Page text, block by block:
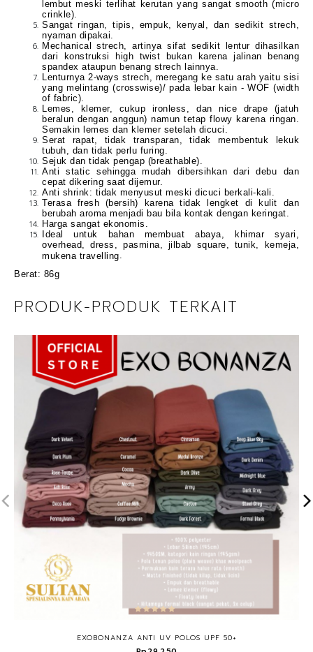
lembut meski terlihat kerutan yang sangat smooth (micro
crinkle).
Sangat ringan, tipis, empuk, kenyal, dan sedikit strech,
nyaman dipakai.
Mechanical strech, artinya sifat sedikit lentur dihasilkan
dari konstruksi high twist bukan karena jalinan benang
spandex ataupun benang strech lainnya.
Lenturnya 2-ways strech, meregang ke satu arah yaitu sisi
yang melintang (crosswise)/ pada lebar kain - WOF (width
of fabric).
Lemes, klemer, cukup ironless, dan nice drape (jatuh
beralun dengan anggun) namun tetap flowy karena ringan.
Semakin lemes dan klemer setelah dicuci.
Serat rapat, tidak transparan, tidak membentuk lekuk
tubuh, dan tidak perlu furing.
Sejuk dan tidak pengap (breathable).
Anti static sehingga mudah dibersihkan dari debu dan
cepat dikering saat dijemur.
Anti shrink: tidak menyusut meski dicuci berkali-kali.
Terasa fresh (bersih) karena tidak lengket di kulit dan
berubah aroma menjadi bau bila kontak dengan keringat.
Harga sangat ekonomis.
Ideal untuk bahan membuat abaya, khimar syari,
overhead, dress, pasmina, jilbab square, tunik, kemeja,
mukena travelling.
Berat: 86g
PRODUK-PRODUK TERKAIT
EXOBONANZA ANTI UV POLOS UPF 50+